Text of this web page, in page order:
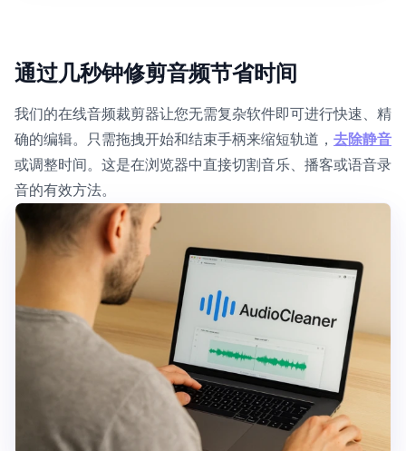
通过几秒钟修剪音频节省时间
我们的在线音频裁剪器让您无需复杂软件即可进行快速、精
确的编辑。只需拖拽开始和结束手柄来缩短轨道， 去除静音
或调整时间。这是在浏览器中直接切割音乐、播客或语音录
音的有效方法。